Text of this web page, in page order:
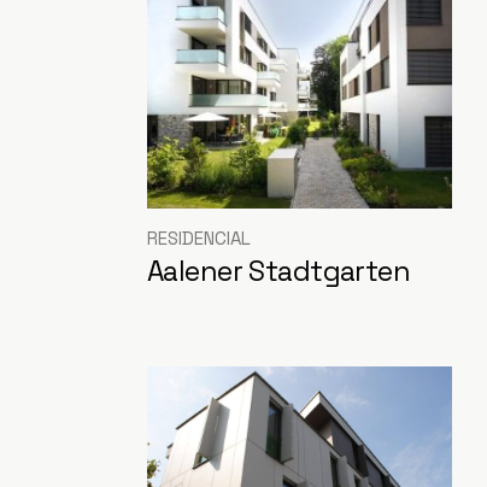
RESIDENCIAL
Aalener Stadtgarten